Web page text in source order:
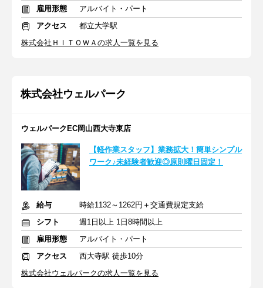
雇用形態
アルバイト・パート
アクセス
都立大学駅
株式会社ＨＩＴＯＷＡの求人一覧を見る
株式会社ウェルパーク
ウェルパークEC岡山西大寺東店
【軽作業スタッフ】業務拡大！簡単シンプル
ワーク♪未経験者歓迎◎原則曜日固定！
給与
時給1132～1262円＋交通費規定支給
シフト
週1日以上 1日8時間以上
雇用形態
アルバイト・パート
アクセス
西大寺駅 徒歩10分
株式会社ウェルパークの求人一覧を見る